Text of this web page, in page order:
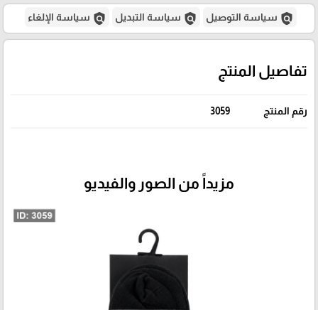
policy سياسة التوصيل policy سياسة التبديل policy سياسة الإلغاء
تفاصيل المنتج
رقم المنتج 3059
مزيداً من الصور والفيديو